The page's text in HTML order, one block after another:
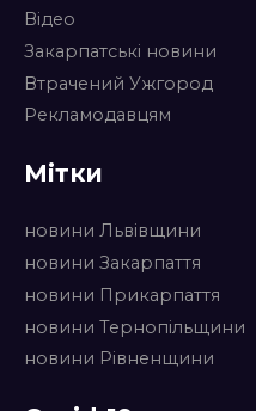
Відео
Закарпатські новини
Втрачений Ужгород
Рекламодавцям
Мітки
новини Львівщини
новини Закарпаття
новини Прикарпаття
новини Тернопільщини
новини Рівненщини